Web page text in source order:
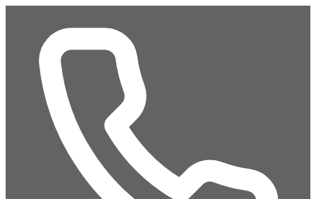
περιεχόμενο